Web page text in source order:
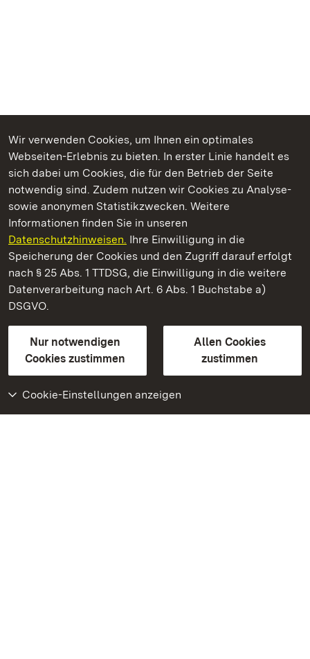
Wir verwenden Cookies, um Ihnen ein optimales
Webseiten-Erlebnis zu bieten. In erster Linie handelt es
sich dabei um Cookies, die für den Betrieb der Seite
notwendig sind. Zudem nutzen wir Cookies zu Analyse-
sowie anonymen Statistikzwecken. Weitere
Informationen finden Sie in unseren
Datenschutzhinweisen. Ihre Einwilligung in die
Speicherung der Cookies und den Zugriff darauf erfolgt
nach § 25 Abs. 1 TTDSG, die Einwilligung in die weitere
Datenverarbeitung nach Art. 6 Abs. 1 Buchstabe a)
DSGVO.
Nur notwendigen
Cookies zustimmen
Allen Cookies
zustimmen
Cookie-Einstellungen anzeigen
Kommen. Staunen. Genießen.
Staatliche Schlösser und Gärten Baden‑Württemberg
Staatliche Schlösser und Gärten Baden-Württemberg
Kontakt
GebärdenspracheLeichte Sprache
Erklärung zur Barrierefreiheit
BITV-konform (geprüfte Seiten)
Weiteres